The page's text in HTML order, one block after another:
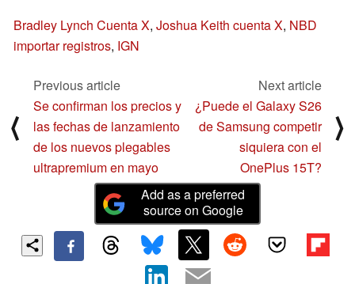
Bradley Lynch Cuenta X, Joshua Keith cuenta X, NBD
importar registros, IGN
⟨
Previous article
Se confirman los precios y
las fechas de lanzamiento
de los nuevos plegables
ultrapremium en mayo
Next article
¿Puede el Galaxy S26
de Samsung competir
siquiera con el
OnePlus 15T?
⟩
Add as a preferred
source on Google